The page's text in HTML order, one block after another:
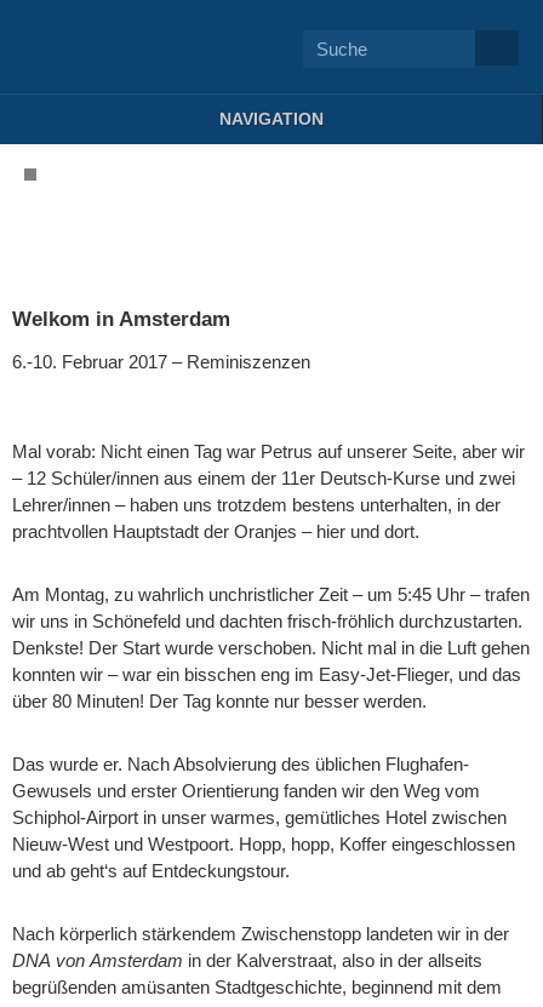
NAVIGATION
Welkom in Amsterdam
6.-10. Februar 2017 – Reminiszenzen
Mal vorab: Nicht einen Tag war Petrus auf unserer Seite, aber wir
– 12 Schüler/innen aus einem der 11er Deutsch-Kurse und zwei
Lehrer/innen – haben uns trotzdem bestens unterhalten, in der
prachtvollen Hauptstadt der Oranjes – hier und dort.
Am Montag, zu wahrlich unchristlicher Zeit – um 5:45 Uhr – trafen
wir uns in Schönefeld und dachten frisch-fröhlich durchzustarten.
Denkste! Der Start wurde verschoben. Nicht mal in die Luft gehen
konnten wir – war ein bisschen eng im Easy-Jet-Flieger, und das
über 80 Minuten! Der Tag konnte nur besser werden.
Das wurde er. Nach Absolvierung des üblichen Flughafen-
Gewusels und erster Orientierung fanden wir den Weg vom
Schiphol-Airport in unser warmes, gemütliches Hotel zwischen
Nieuw-West und Westpoort. Hopp, hopp, Koffer eingeschlossen
und ab geht‘s auf Entdeckungstour.
Nach körperlich stärkendem Zwischenstopp landeten wir in der
DNA von Amsterdam in der Kalverstraat, also in der allseits
begrüßenden amüsanten Stadtgeschichte, beginnend mit dem